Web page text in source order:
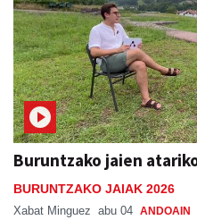
Buruntzako jaien
BURUNTZAKO JAIAK 2026
Xabat Minguez abu 04 ANDOAIN